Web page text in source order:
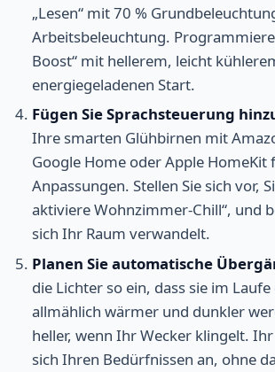
„Lesen“ mit 70 %
Arbeitsbeleuchtung.
Boost“ mit hellerem, leicht
energiegeladenen Start.
Fügen Sie Sprachsteuerung
Ihre smarten Glühbirnen mit
Google Home oder Apple
Anpassungen. Stellen Sie sich vor,
aktiviere Wohnzimmer-Chill“, und
sich Ihr Raum verwandelt.
Planen Sie automatische
die Lichter so ein, dass sie im
allmählich wärmer und dunkler
heller, wenn Ihr Wecker klingelt.
sich Ihren Bedürfnissen an, ohne